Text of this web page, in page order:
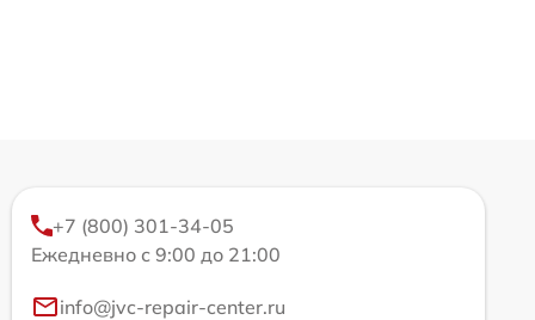
+7 (800) 301-34-05
Ежедневно с 9:00 до 21:00
info@jvc-repair-center.ru